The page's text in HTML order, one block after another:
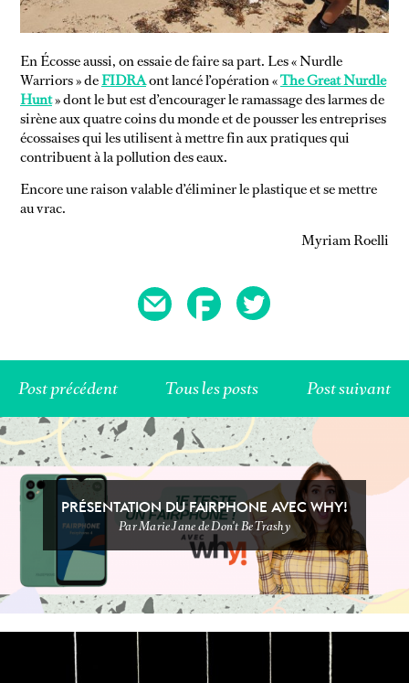
En Écosse aussi, on essaie de faire sa part. Les « Nurdle
Warriors » deFIDRAont lancé l’opération «The Great Nurdle
Hunt» dont le but est d’encourager le ramassage des larmes de
sirène aux quatre coins du monde et de pousser les entreprises
écossaises qui les utilisent à mettre fin aux pratiques qui
contribuent à la pollution des eaux.
Encore une raison valable d’éliminer le plastique et se mettre
au vrac.
Myriam Roelli
Post précédent Tous les posts Post suivant
PRÉSENTATION DU FAIRPHONE AVEC WHY!
Par Marie Jane de Don't Be Trashy